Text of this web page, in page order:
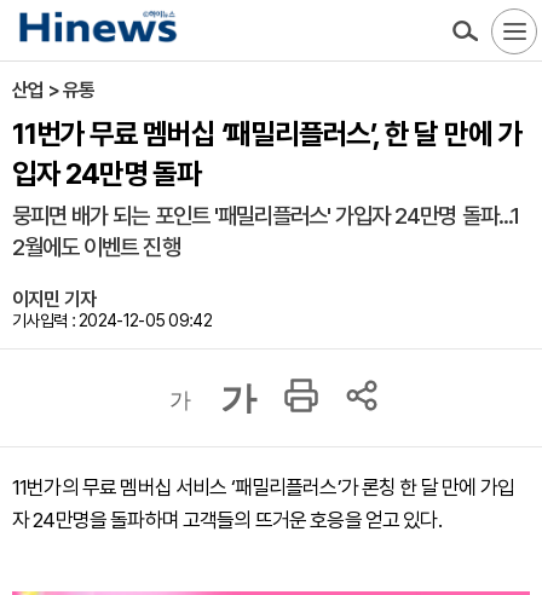
산업 > 유통
11번가 무료 멤버십 ‘패밀리플러스’, 한 달 만에 가
입자 24만명 돌파
뭉피면 배가 되는 포인트 '패밀리플러스' 가입자 24만명 돌파...1
2월에도 이벤트 진행
이지민 기자
기사입력 : 2024-12-05 09:42
가 가
11번가의 무료 멤버십 서비스 ‘패밀리플러스’가 론칭 한 달 만에 가입
자 24만명을 돌파하며 고객들의 뜨거운 호응을 얻고 있다.